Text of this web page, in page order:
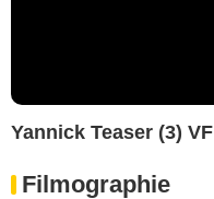
Yannick Teaser (3) VF
Filmographie